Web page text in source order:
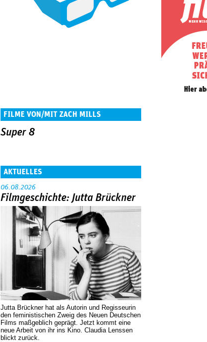
FILME VON/MIT ZACH MILLS
Super 8
AKTUELLES
06.08.2026
Filmgeschichte: Jutta Brückner
Jutta Brückner hat als Autorin und Regisseurin
den feministischen Zweig des Neuen Deutschen
Films maßgeblich geprägt. Jetzt kommt eine
neue Arbeit von ihr ins Kino. Claudia Lenssen
blickt zurück.